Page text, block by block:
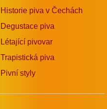
Historie piva v Čechách
Degustace piva
Létající pivovar
Trapistická piva
Pivní styly